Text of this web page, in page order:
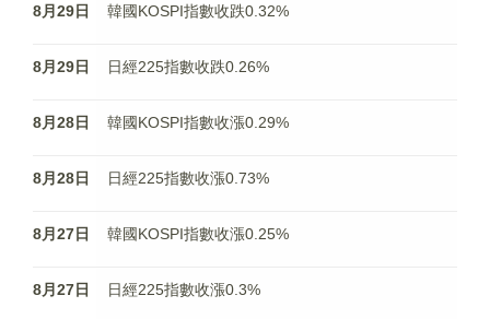
8月29日 韓國KOSPI指數收跌0.32%
8月29日 日經225指數收跌0.26%
8月28日 韓國KOSPI指數收漲0.29%
8月28日 日經225指數收漲0.73%
8月27日 韓國KOSPI指數收漲0.25%
8月27日 日經225指數收漲0.3%